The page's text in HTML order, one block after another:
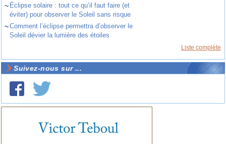
~ Éclipse solaire : tout ce qu’il faut faire (et
éviter) pour observer le Soleil sans risque
~Comment l’éclipse permettra d’observer le
Soleil dévier la lumière des étoiles
Liste complète
Suivez-nous sur ...